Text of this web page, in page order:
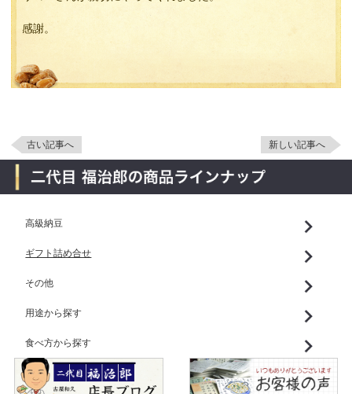
感謝。
古い記事へ 新しい記事へ
高級納豆
ギフト詰め合せ
その他
用途から探す
食べ方から探す